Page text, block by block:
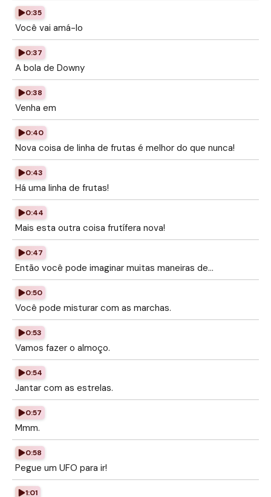
0:35
Você vai amá-lo
0:37
A bola de Downy
0:38
Venha em
0:40
Nova coisa de linha de frutas é melhor do que nunca!
0:43
Há uma linha de frutas!
0:44
Mais esta outra coisa frutífera nova!
0:47
Então você pode imaginar muitas maneiras de...
0:50
Você pode misturar com as marchas.
0:53
Vamos fazer o almoço.
0:54
Jantar com as estrelas.
0:57
Mmm.
0:58
Pegue um UFO para ir!
1:01